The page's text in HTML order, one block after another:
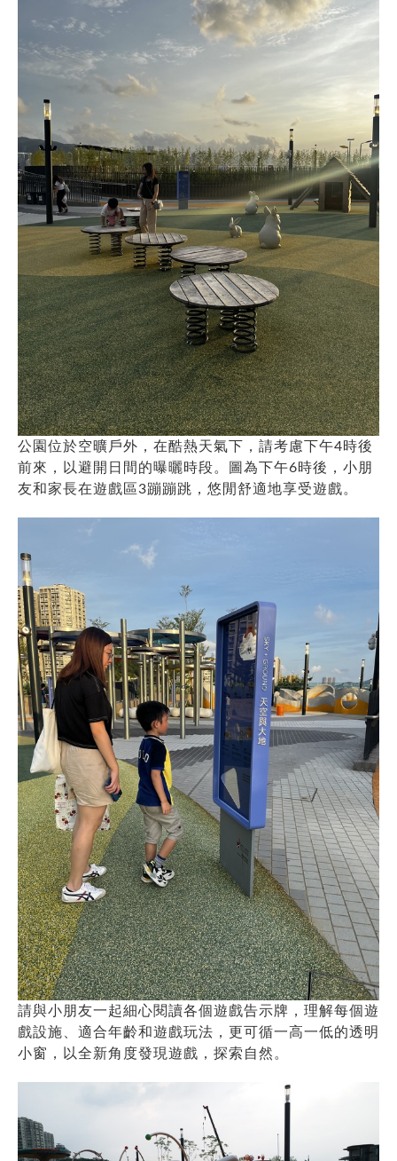
公園位於空曠戶外，在酷熱天氣下，請考慮下午4時後
前來，以避開日間的曝曬時段。圖為下午6時後，小朋
友和家長在遊戲區3蹦蹦跳，悠閒舒適地享受遊戲。
請與小朋友一起細心閱讀各個遊戲告示牌，理解每個遊
戲設施、適合年齡和遊戲玩法，更可循一高一低的透明
小窗，以全新角度發現遊戲，探索自然。